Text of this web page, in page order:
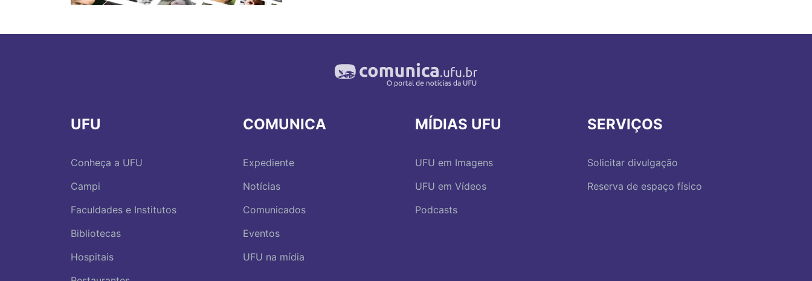
UFU
Conheça a UFU
Campi
Faculdades e Institutos
Bibliotecas
Hospitais
COMUNICA
Expediente
Notícias
Comunicados
Eventos
UFU na mídia
MÍDIAS UFU
UFU em Imagens
UFU em Vídeos
Podcasts
SERVIÇOS
Solicitar divulgação
Reserva de espaço físico